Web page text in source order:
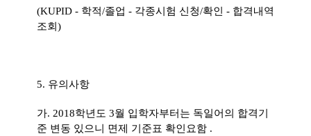
(KUPID - 학적/졸업 - 각종시험 신청/확인 - 합격내역
조회 )
5. 유의사항
가. 2018학년도 3월 입학자부터는 독일어의 합격기
준 변동 있으니 면제 기준표 확인요함 .